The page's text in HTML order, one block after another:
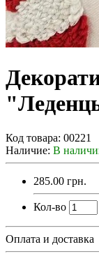
Код товара: 00221
Наличие: В
285.00 грн.
Кол-во
Оплата и доставка